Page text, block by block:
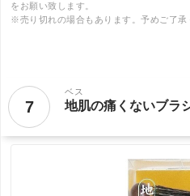
をお願い致します。
※売り切れの場合もあります。予めご了承
7
ベス
地肌の痛くないブラ